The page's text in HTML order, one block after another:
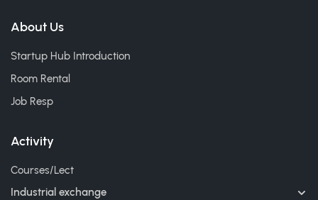
About Us
Startup Hub Introduction
Room Rental
Job Resp
Activity
Courses/Lect
Industrial exchange